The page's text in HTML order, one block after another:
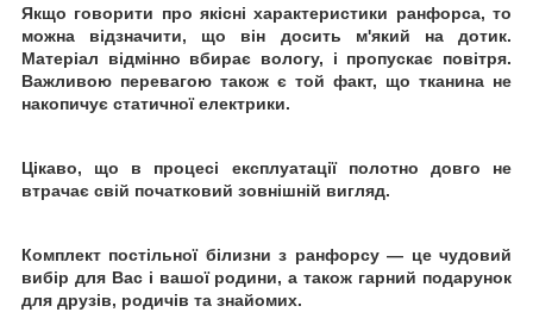
Якщо говорити про якісні характеристики ранфорса, то
можна відзначити, що він досить м'який на дотик.
Матеріал відмінно вбирає вологу, і пропускає повітря.
Важливою перевагою також є той факт, що тканина не
накопичує статичної електрики.
Цікаво, що в процесі експлуатації полотно довго не
втрачає свій початковий зовнішній вигляд.
Комплект постільної білизни з ранфорсу ― це чудовий
вибір для Вас і вашої родини, а також гарний подарунок
для друзів, родичів та знайомих.